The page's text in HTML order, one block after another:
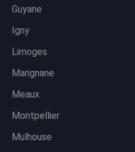
Guyane
Igny
Limoges
Marignane
Meaux
Montpellier
Mulhouse